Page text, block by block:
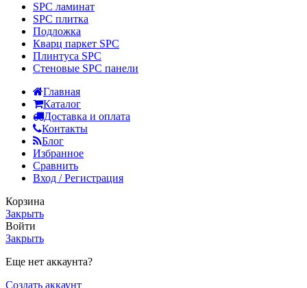
SPC ламинат
SPC плитка
Подложка
Кварц паркет SPC
Плинтуса SPC
Стеновые SPC панели
Главная
Каталог
Доставка и оплата
Контакты
Блог
Избранное
Сравнить
Вход / Регистрация
Корзина
Закрыть
Войти
Закрыть
Еще нет аккаунта?
Создать аккаунт